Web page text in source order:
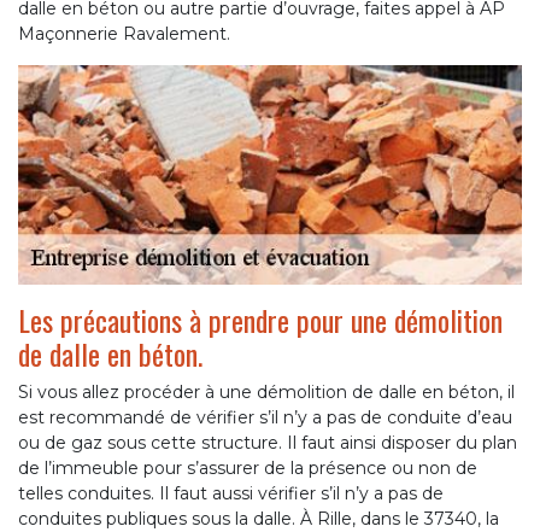
dalle en béton ou autre partie d’ouvrage, faites appel à AP
Maçonnerie Ravalement.
Les précautions à prendre pour une démolition
de dalle en béton.
Si vous allez procéder à une démolition de dalle en béton, il
est recommandé de vérifier s’il n’y a pas de conduite d’eau
ou de gaz sous cette structure. Il faut ainsi disposer du plan
de l’immeuble pour s’assurer de la présence ou non de
telles conduites. Il faut aussi vérifier s’il n’y a pas de
conduites publiques sous la dalle. À Rille, dans le 37340, la